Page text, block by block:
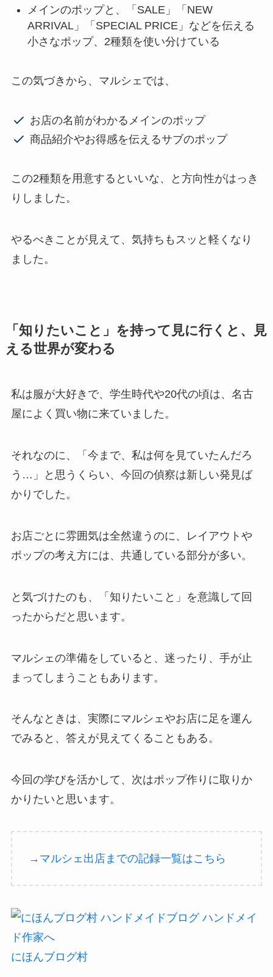
メインのポップと、「SALE」「NEW
ARRIVAL」「SPECIAL PRICE」などを伝える
小さなポップ、2種類を使い分けている
この気づきから、マルシェでは、
お店の名前がわかるメインのポップ
商品紹介やお得感を伝えるサブのポップ
この2種類を用意するといいな、と方向性がはっき
りしました。
やるべきことが見えて、気持ちもスッと軽くなり
ました。
「知りたいこと」を持って見に行くと、見
える世界が変わる
私は服が大好きで、学生時代や20代の頃は、名古
屋によく買い物に来ていました。
それなのに、「今まで、私は何を見ていたんだろ
う…」と思うくらい、今回の偵察は新しい発見ば
かりでした。
お店ごとに雰囲気は全然違うのに、レイアウトや
ポップの考え方には、共通している部分が多い。
と気づけたのも、「知りたいこと」を意識して回
ったからだと思います。
マルシェの準備をしていると、迷ったり、手が止
まってしまうこともあります。
そんなときは、実際にマルシェやお店に足を運ん
でみると、答えが見えてくることもある。
今回の学びを活かして、次はポップ作りに取りか
かりたいと思います。
→マルシェ出店までの記録一覧はこちら
にほんブログ村